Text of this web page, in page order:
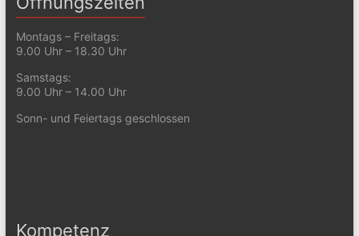
Montags – Freitags:
9.00 Uhr – 18.30 Uhr
Samstags:
9.00 Uhr – 14.00 Uhr
Sonn- und Feiertags geschlossen
Kompetenz